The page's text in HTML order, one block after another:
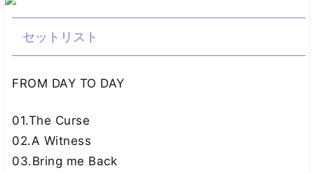
セットリスト
FROM DAY TO DAY
01.The Curse
02.A Witness
03.Bring me Back